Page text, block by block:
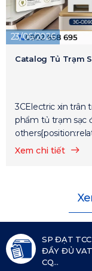
23/06/2026
Catalog Tủ Trạm
3CElectric xin trân
phẩm tủ trạm sạc
Xem chi tiết
SP ĐẠT
ĐẦY ĐỦ
CQ...